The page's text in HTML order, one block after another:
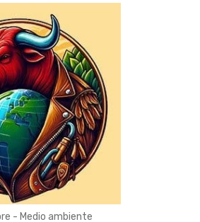
- Medio ambiente